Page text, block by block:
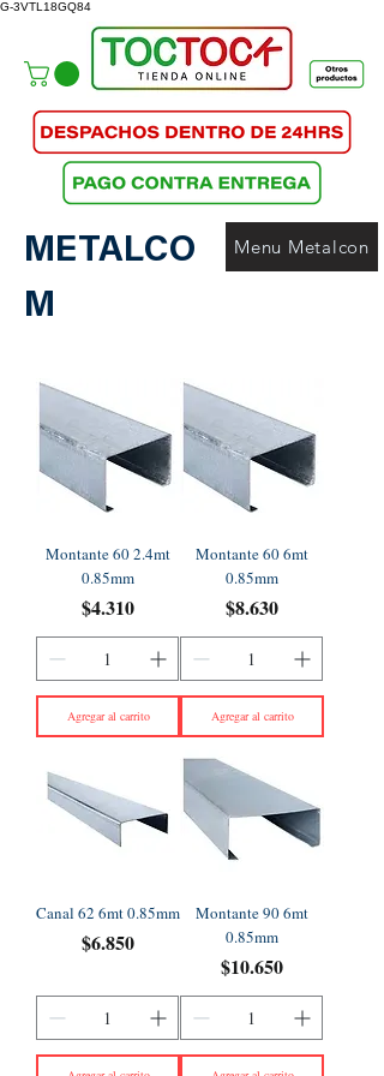
G-3VTL18GQ84
METALCO
M
Menu Metalcon
Montante 60 2.4mt
0.85mm
Precio
$4.310
Agregar al carrito
Montante 60 6mt
0.85mm
Precio
$8.630
Agregar al carrito
Canal 62 6mt 0.85mm
Precio
$6.850
Montante 90 6mt
0.85mm
Precio
$10.650